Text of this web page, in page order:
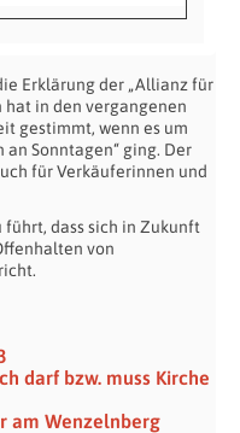
Erklärung der „Allianz für
hat in den vergangenen
gestimmt, wenn es um
Sonntagen“ ging. Der
für Verkäuferinnen und
dass sich in Zukunft
von
darf bzw. muss Kirche
am Wenzelnberg